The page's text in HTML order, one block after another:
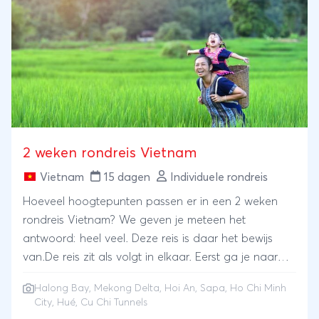
2 weken rondreis Vietnam
Vietnam 15 dagen Individuele rondreis
Hoeveel hoogtepunten passen er in een 2 weken
rondreis Vietnam? We geven je meteen het
antwoord: heel veel. Deze reis is daar het bewijs
van.De reis zit als volgt in elkaar. Eerst ga je naar
Halong Bay (via een cruise!) te zien. Maar ook om in
Halong Bay, Mekong Delta, Hoi An, Sapa, Ho Chi Minh
City, Hué, Cu Chi Tunnels